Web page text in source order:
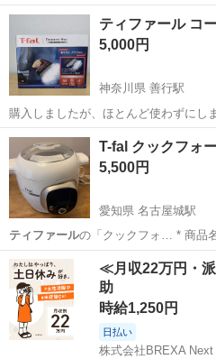
ほとんど使わずにしまったままでした
神奈川 藤沢市 キッチ
ティファール コ
5,000円
神奈川県 善行駅
購入しましたが、ほとんど使わずにし
お譲りしたいです。
神奈川 藤沢市 善行駅
T-fal クックフォ
5,500円
愛知県 名古屋城駅
ティファール
の「クックフォ… *
ー…
愛知 名古屋市 名古屋城駅
≪月収22万円・
助
時給1,250円
日払い
株式会社BREXA Next